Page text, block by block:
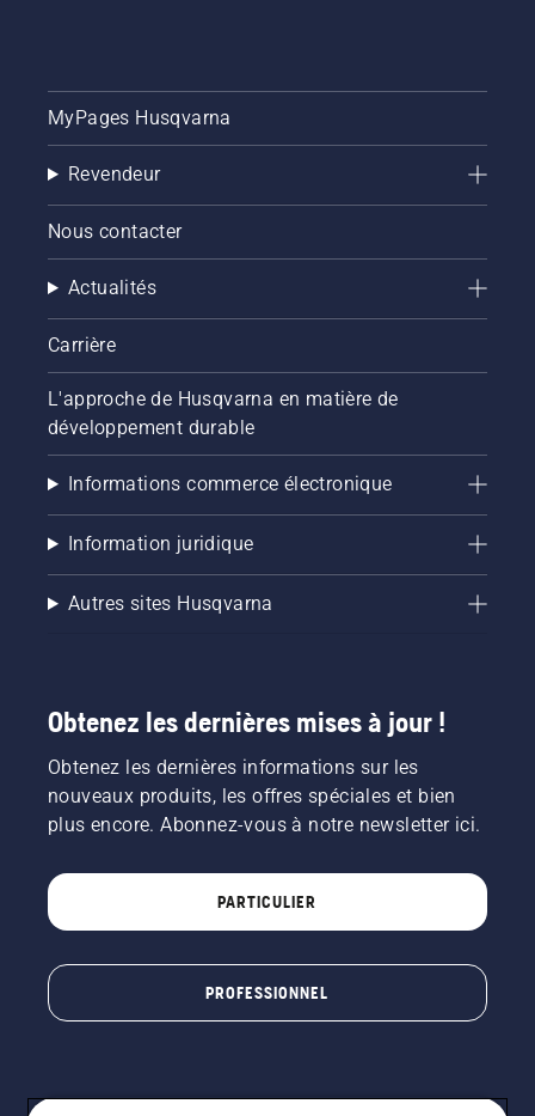
MyPages Husqvarna
Revendeur
Nous contacter
Actualités
Carrière
L'approche de Husqvarna en matière de
développement durable
Informations commerce électronique
Information juridique
Autres sites Husqvarna
Obtenez les dernières mises à jour !
Obtenez les dernières informations sur les
nouveaux produits, les offres spéciales et bien
plus encore. Abonnez-vous à notre newsletter ici.
PARTICULIER
PROFESSIONNEL